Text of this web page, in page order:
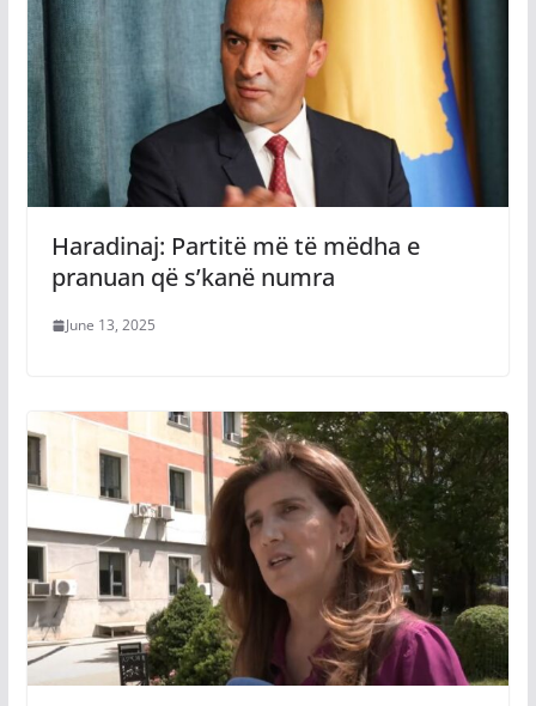
Haradinaj: Partitë më të mëdha e
pranuan që s’kanë numra
June 13, 2025